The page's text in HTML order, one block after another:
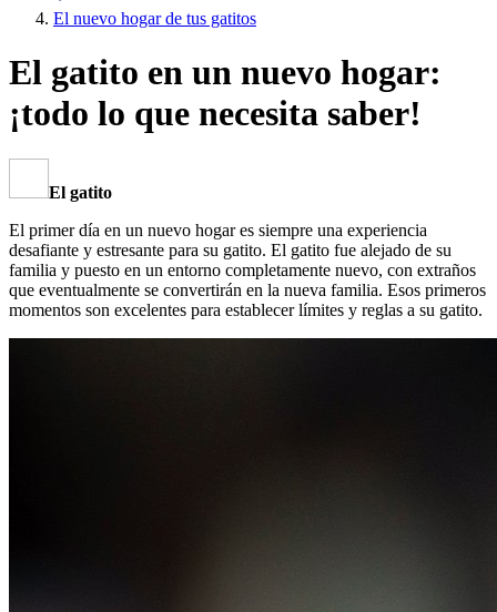
El nuevo hogar de tus gatitos
El gatito en un nuevo hogar:
¡todo lo que necesita saber!
El gatito
El primer día en un nuevo hogar es siempre una experiencia
desafiante y estresante para su gatito. El gatito fue alejado de su
familia y puesto en un entorno completamente nuevo, con extraños
que eventualmente se convertirán en la nueva familia. Esos primeros
momentos son excelentes para establecer límites y reglas a su gatito.